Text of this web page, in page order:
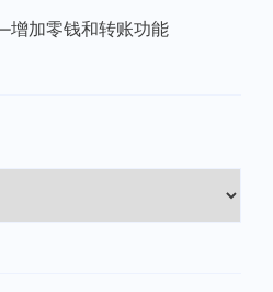
加零钱和转账功能